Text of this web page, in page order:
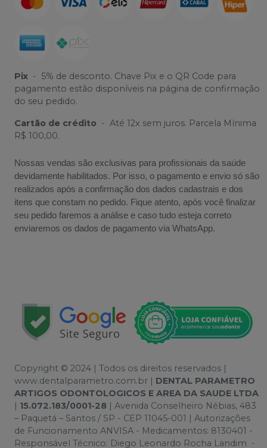
Pix - 5% de desconto. Chave Pix e o QR Code para
pagamento estão disponíveis na página de confirmação
do seu pedido.
Cartão de crédito - Até 12x sem juros. Parcela Mínima
R$ 100,00.
Nossas vendas são exclusivas para profissionais da saúde
devidamente habilitados. Por isso, o pagamento e envio só são
realizados após a confirmação dos dados cadastrais e dos
itens que constam no pedido. Fique atento, após você finalizar
seu pedido faremos a análise e caso tudo esteja correto
enviaremos os dados de pagamento via WhatsApp.
Copyright © 2024 | Todos os direitos reservados |
www.dentalparametro.com.br | DENTAL PARAMETRO
ARTIGOS ODONTOLOGICOS E AREA DA SAUDE LTDA
| 15.072.183/0001-28 | Avenida Conselheiro Nébias, 483
– Paquetá – Santos / SP - CEP 11045-001 | Autorizações
de Funcionamento ANVISA - Medicamentos: 8130401 -
Responsável Técnico: Diego Leonardo Rocha Landim -